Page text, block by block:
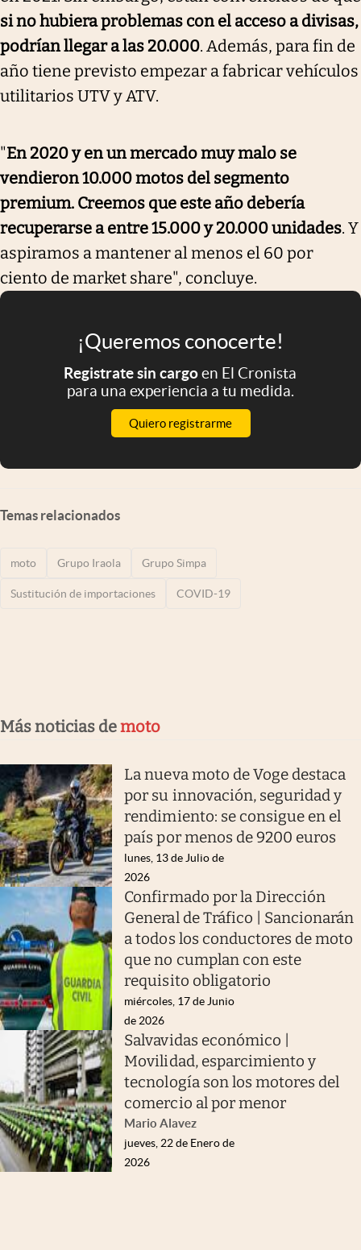
si no hubiera problemas con el acceso a divisas,
podrían llegar a las 20.000. Además, para fin de
año tiene previsto empezar a fabricar vehículos
utilitarios UTV y ATV.
"En 2020 y en un mercado muy malo se
vendieron 10.000 motos del segmento
premium. Creemos que este año debería
recuperarse a entre 15.000 y 20.000 unidades. Y
aspiramos a mantener al menos el 60 por
ciento de market share", concluye.
¡Queremos conocerte!
Registrate sin cargoen El Cronista
para una experiencia a tu medida.
Quiero registrarme
Temas relacionados
moto Grupo Iraola Grupo Simpa
Sustitución de importaciones COVID-19
Más noticias demoto
La nueva moto de Voge destaca
por su innovación, seguridad y
rendimiento: se consigue en el
país por menos de 9200 euros
lunes, 13 de Julio de
2026
Confirmado por la Dirección
General de Tráfico | Sancionarán
a todos los conductores de moto
que no cumplan con este
requisito obligatorio
miércoles, 17 de Junio
de 2026
Salvavidas económico |
Movilidad, esparcimiento y
tecnología son los motores del
comercio al por menor
Mario Alavez
jueves, 22 de Enero de
2026